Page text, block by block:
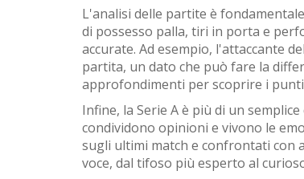
L'analisi delle partite è
di possesso palla, tiri in porta e
accurate. Ad esempio, l'attaccante
partita, un dato che può fare la
approfondimenti per scoprire i
Infine, la Serie A è più di un
condividono opinioni e vivono le
sugli ultimi match e confrontati con
voce, dal tifoso più esperto al